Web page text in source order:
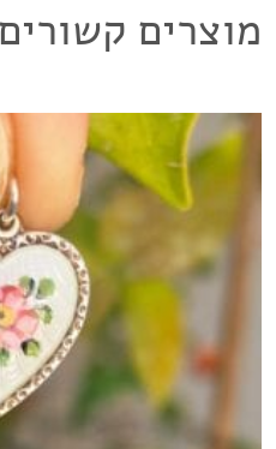
מוצרים קשורים